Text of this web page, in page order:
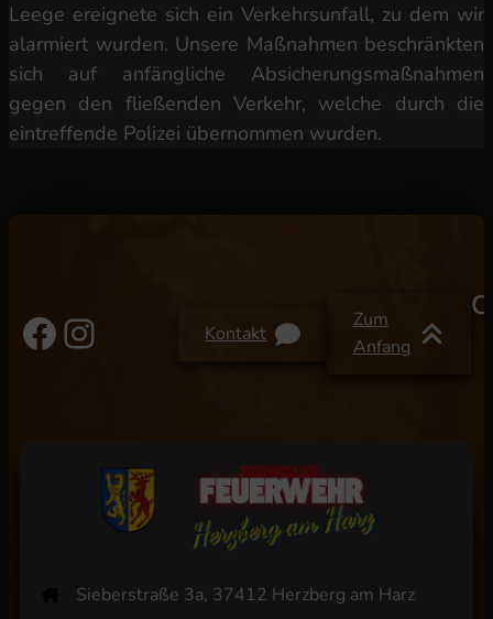
Leege ereignete sich ein Verkehrsunfall, zu dem wir
alarmiert wurden. Unsere Maßnahmen beschränkten
sich auf anfängliche Absicherungsmaßnahmen
gegen den fließenden Verkehr, welche durch die
eintreffende Polizei übernommen wurden.
Facebook Instagram Kontakt
Zum
Anfang
Sieberstraße 3a, 37412 Herzberg am Harz